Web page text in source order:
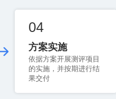
04
方案实施
果交付